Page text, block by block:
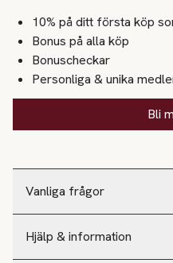
Vanliga frågor
Hjälp & information
10% på ditt första köp
Bonus på alla köp
Bonuscheckar
Personliga & unika
Bli